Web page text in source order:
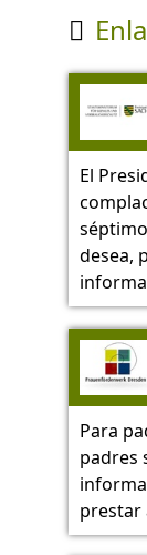

El
desea,
Para
padres
prestar